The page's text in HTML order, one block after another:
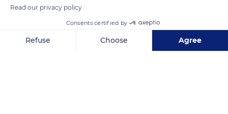
también tiene sus nidos en este tipo de árboles. Por una causa
algo peligroso porque allí tiene suficiente alimento y la
depredación que sufre no llega a ser crítica a su existencia en
Read our privacy policy
Consents certified by
Refuse Choose Agree